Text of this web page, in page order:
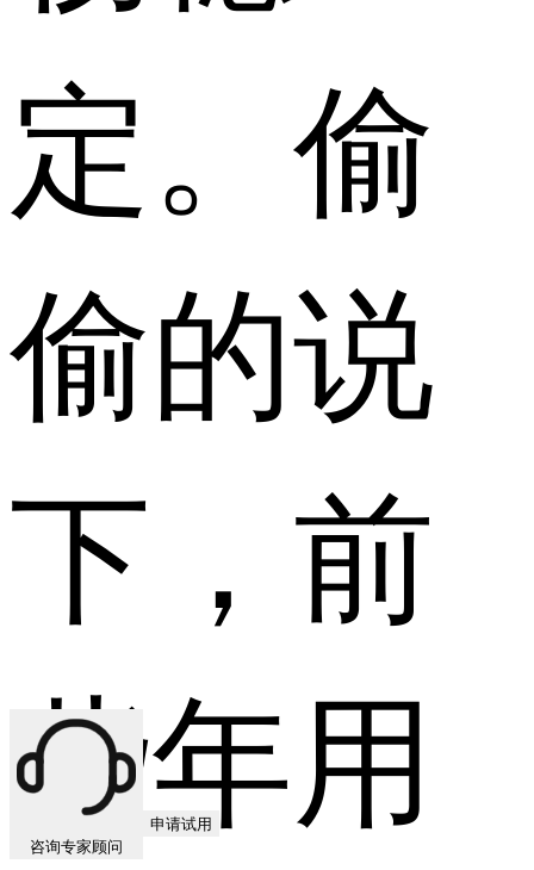
定。偷
偷的说
下，前
些年用
咨询专家顾问
申请试用